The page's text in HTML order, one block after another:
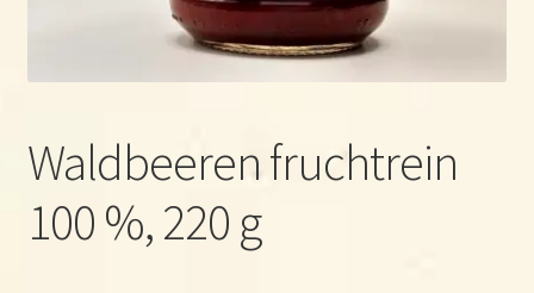
Waldbeeren fruchtrein
100 %, 220 g